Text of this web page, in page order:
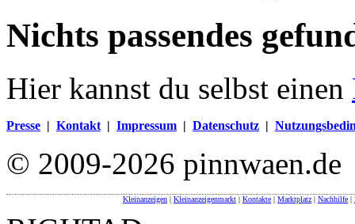
Nichts passendes
Hier kannst du selbst einen
Presse | Kontakt | Impressum | Datenschutz |
© 2009-2026 pinnwaen.de
Kleinanzeigen | Kleinanzeigenmarkt | Kontakte | Marktplatz | Nachhilfe |